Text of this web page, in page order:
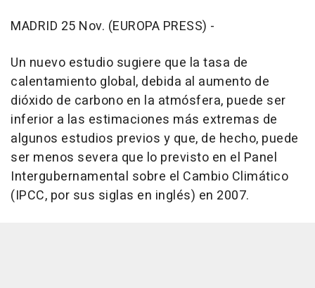
MADRID 25 Nov. (EUROPA PRESS) -
Un nuevo estudio sugiere que la tasa de
calentamiento global, debida al aumento de
dióxido de carbono en la atmósfera, puede ser
inferior a las estimaciones más extremas de
algunos estudios previos y que, de hecho, puede
ser menos severa que lo previsto en el Panel
Intergubernamental sobre el Cambio Climático
(IPCC, por sus siglas en inglés) en 2007.